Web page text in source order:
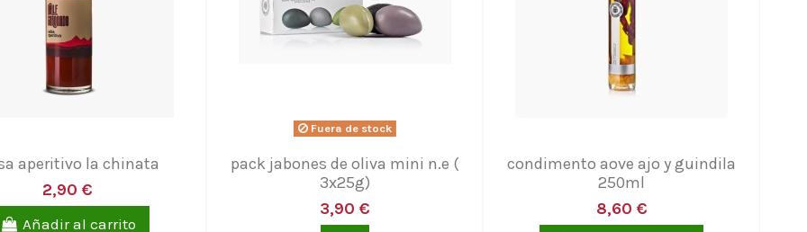
aperitivo la chinata
2,90 €
Añadir al carrito
Fuera de stock
pack jabones de oliva mini n.e (
3x25g)
3,90 €
condimento aove ajo y guindila
250ml
8,60 €